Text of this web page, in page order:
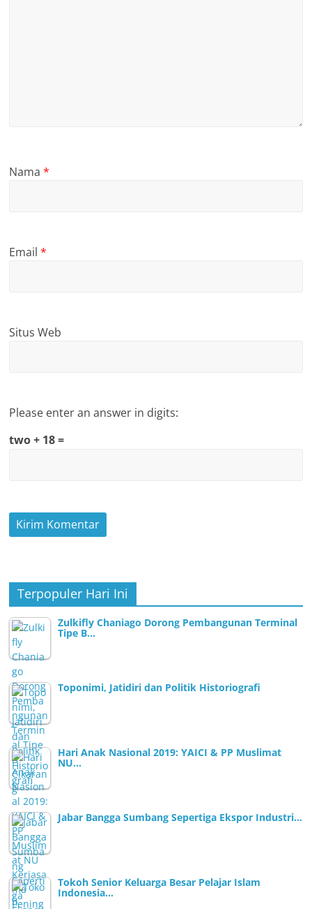
Nama*
Email*
Situs Web
Please enter an answer in digits:
two + 18 =
Terpopuler Hari Ini
Zulkifly Chaniago Dorong Pembangunan Terminal
Tipe B…
Toponimi, Jatidiri dan Politik Historiografi
Hari Anak Nasional 2019: YAICI & PP Muslimat
NU…
Jabar Bangga Sumbang Sepertiga Ekspor Industri…
Tokoh Senior Keluarga Besar Pelajar Islam
Indonesia…